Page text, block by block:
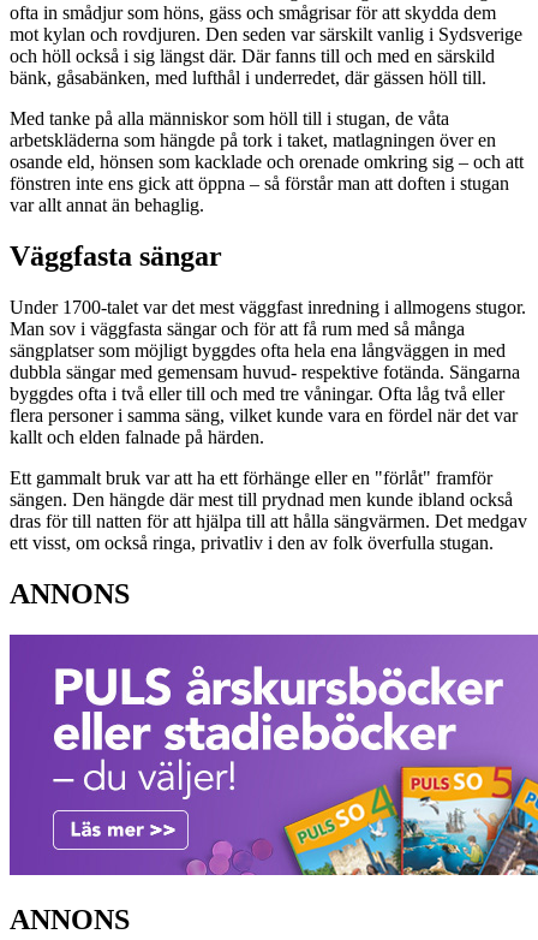
ofta in smådjur som höns, gäss och smågrisar för att skydda dem
mot kylan och rovdjuren. Den seden var särskilt vanlig i Sydsverige
och höll också i sig längst där. Där fanns till och med en särskild
bänk, gåsabänken, med lufthål i underredet, där gässen höll till.
Med tanke på alla människor som höll till i stugan, de våta
arbetskläderna som hängde på tork i taket, matlagningen över en
osande eld, hönsen som kacklade och orenade omkring sig – och att
fönstren inte ens gick att öppna – så förstår man att doften i stugan
var allt annat än behaglig.
Väggfasta sängar
Under 1700-talet var det mest väggfast inredning i allmogens stugor.
Man sov i väggfasta sängar och för att få rum med så många
sängplatser som möjligt byggdes ofta hela ena långväggen in med
dubbla sängar med gemensam huvud- respektive fotända. Sängarna
byggdes ofta i två eller till och med tre våningar. Ofta låg två eller
flera personer i samma säng, vilket kunde vara en fördel när det var
kallt och elden falnade på härden.
Ett gammalt bruk var att ha ett förhänge eller en "förlåt" framför
sängen. Den hängde där mest till prydnad men kunde ibland också
dras för till natten för att hjälpa till att hålla sängvärmen. Det medgav
ett visst, om också ringa, privatliv i den av folk överfulla stugan.
ANNONS
ANNONS